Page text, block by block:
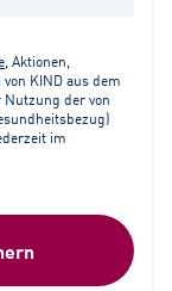
, Aktionen,
KIND aus dem
der von
im